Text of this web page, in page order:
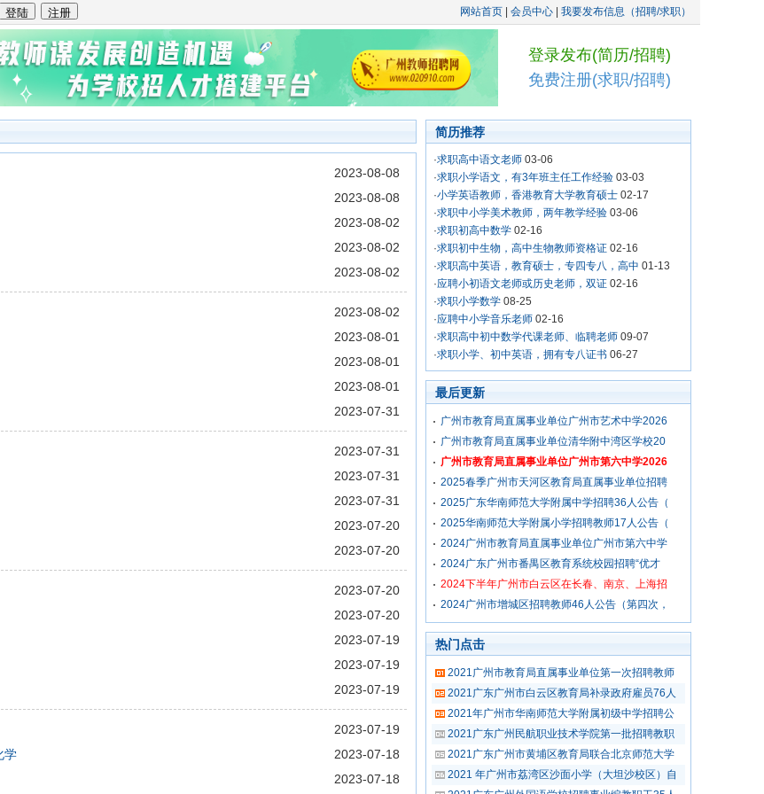
网站首页 会员中心 我要发布信息（招聘/求职）
登录发布(简历/招聘)
免费注册(求职/招聘)
2023-08-08
2023-08-08
2023-08-02
2023-08-02
2023-08-02
2023-08-02
2023-08-01
2023-08-01
2023-08-01
2023-07-31
2023-07-31
2023-07-31
2023-07-31
2023-07-20
2023-07-20
2023-07-20
2023-07-20
2023-07-19
2023-07-19
2023-07-19
2023-07-19
学
2023-07-18
2023-07-18
简历推荐
·求职高中语文老师 03-06
·求职小学语文，有3年班主任工作经验 03-03
·小学英语教师，香港教育大学教育硕士 02-17
·求职中小学美术教师，两年教学经验 03-06
·求职初高中数学 02-16
·求职初中生物，高中生物教师资格证 02-16
·求职高中英语，教育硕士，专四专八，高中 01-13
·应聘小初语文老师或历史老师，双证 02-16
·求职小学数学 08-25
·应聘中小学音乐老师 02-16
·求职高中初中数学代课老师、临聘老师 09-07
·求职小学、初中英语，拥有专八证书 06-27
最后更新
广州市教育局直属事业单位广州市艺术中学2026
广州市教育局直属事业单位清华附中湾区学校20
广州市教育局直属事业单位广州市第六中学2026
2025春季广州市天河区教育局直属事业单位招聘
2025广东华南师范大学附属中学招聘36人公告（
2025华南师范大学附属小学招聘教师17人公告（
2024广州市教育局直属事业单位广州市第六中学
2024广东广州市番禺区教育系统校园招聘“优才
2024下半年广州市白云区在长春、南京、上海招
2024广州市增城区招聘教师46人公告（第四次，
热门点击
2021广州市教育局直属事业单位第一次招聘教师
2021广东广州市白云区教育局补录政府雇员76人
2021年广州市华南师范大学附属初级中学招聘公
2021广东广州民航职业技术学院第一批招聘教职
2021广东广州市黄埔区教育局联合北京师范大学
2021 年广州市荔湾区沙面小学（大坦沙校区）自